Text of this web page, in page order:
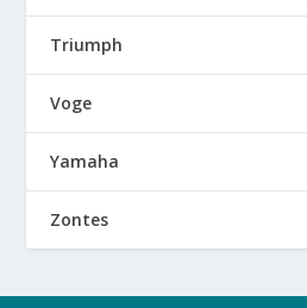
Triumph
Voge
Yamaha
Zontes